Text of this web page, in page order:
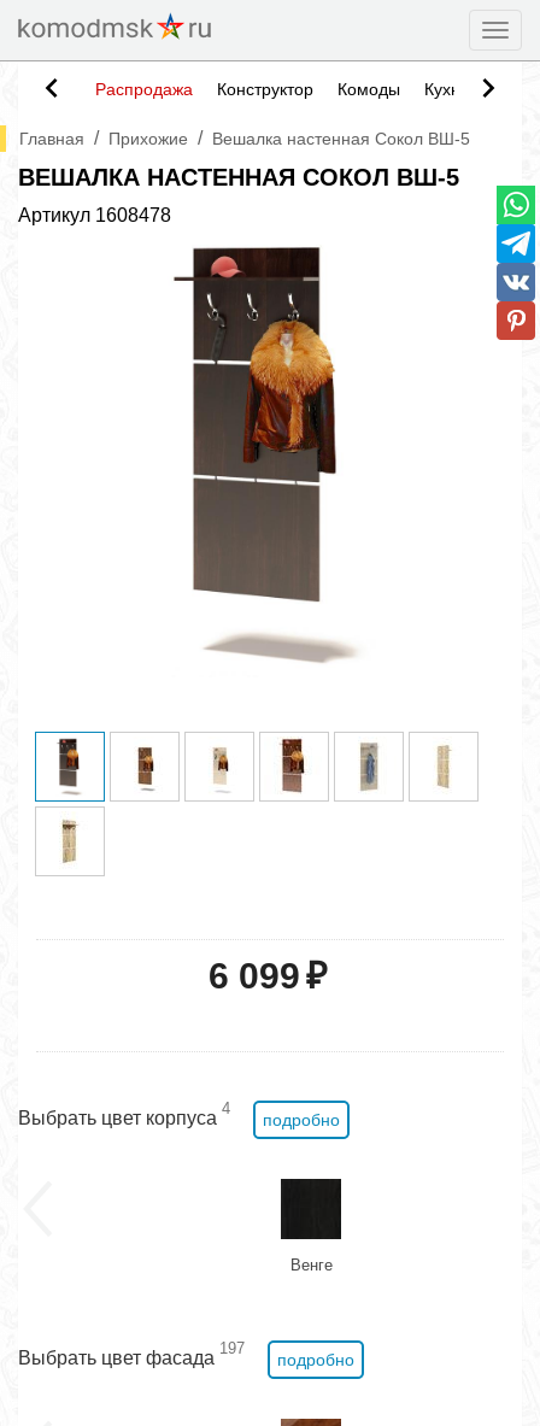
Распродажа Конструктор Комоды Кухни
Главная / Прихожие / Вешалка настенная Сокол ВШ-5
ВЕШАЛКА НАСТЕННАЯ СОКОЛ ВШ-5
Артикул 1608478
6 099₽
Выбрать цвет корпуса 4
подробно
Венге
Выбрать цвет фасада 197
подробно